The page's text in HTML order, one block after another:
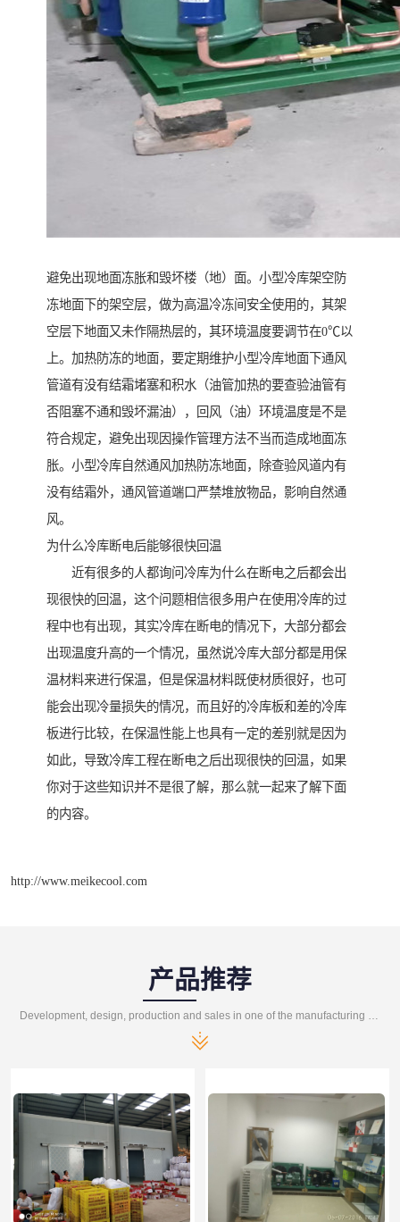
避免出现地面冻胀和毁坏楼（地）面。小型冷库架空防
冻地面下的架空层，做为高温冷冻间安全使用的，其架
空层下地面又未作隔热层的，其环境温度要调节在0℃以
上。加热防冻的地面，要定期维护小型冷库地面下通风
管道有没有结霜堵塞和积水（油管加热的要查验油管有
否阻塞不通和毁坏漏油），回风（油）环境温度是不是
符合规定，避免出现因操作管理方法不当而造成地面冻
胀。小型冷库自然通风加热防冻地面，除查验风道内有
没有结霜外，通风管道端口严禁堆放物品，影响自然通
风。
为什么冷库断电后能够很快回温
近有很多的人都询问冷库为什么在断电之后都会出
现很快的回温，这个问题相信很多用户在使用冷库的过
程中也有出现，其实冷库在断电的情况下，大部分都会
出现温度升高的一个情况，虽然说冷库大部分都是用保
温材料来进行保温，但是保温材料既使材质很好，也可
能会出现冷量损失的情况，而且好的冷库板和差的冷库
板进行比较，在保温性能上也具有一定的差别就是因为
如此，导致冷库工程在断电之后出现很快的回温，如果
你对于这些知识并不是很了解，那么就一起来了解下面
的内容。
http://www.meikecool.com
产品推荐